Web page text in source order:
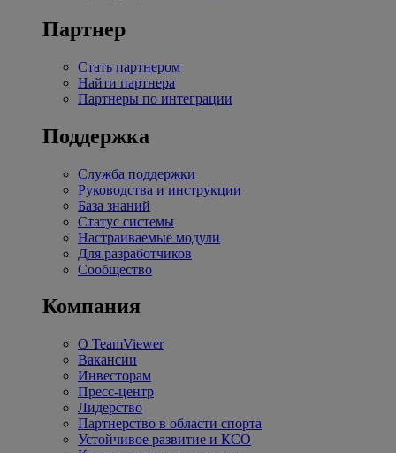
Партнер
Стать партнером
Найти партнера
Партнеры по интеграции
Поддержка
Служба поддержки
Руководства и инструкции
База знаний
Статус системы
Настраиваемые модули
Для разработчиков
Сообщество
Компания
О TeamViewer
Вакансии
Инвесторам
Пресс-центр
Лидерство
Партнерство в области спорта
Устойчивое развитие и КСО